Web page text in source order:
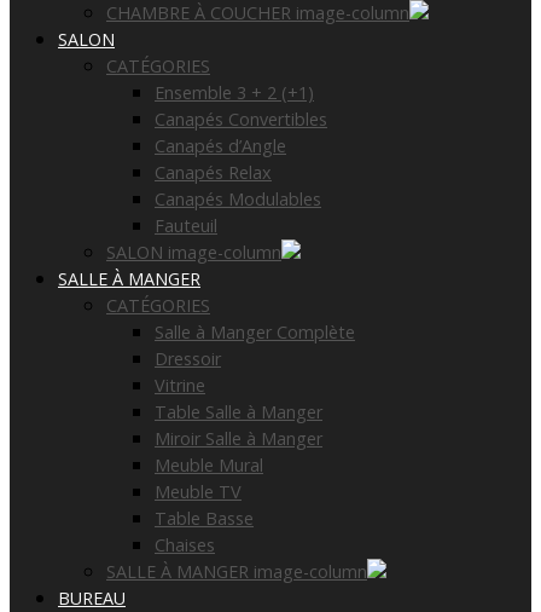
CHAMBRE À COUCHER image-column
SALON
CATÉGORIES
Ensemble 3 + 2 (+1)
Canapés Convertibles
Canapés d’Angle
Canapés Relax
Canapés Modulables
Fauteuil
SALON image-column
SALLE À MANGER
CATÉGORIES
Salle à Manger Complète
Dressoir
Vitrine
Table Salle à Manger
Miroir Salle à Manger
Meuble Mural
Meuble TV
Table Basse
Chaises
SALLE À MANGER image-column
BUREAU